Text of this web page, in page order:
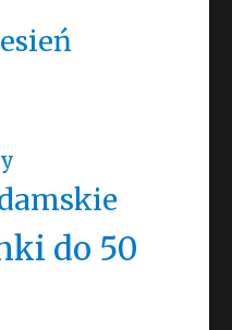
do 50